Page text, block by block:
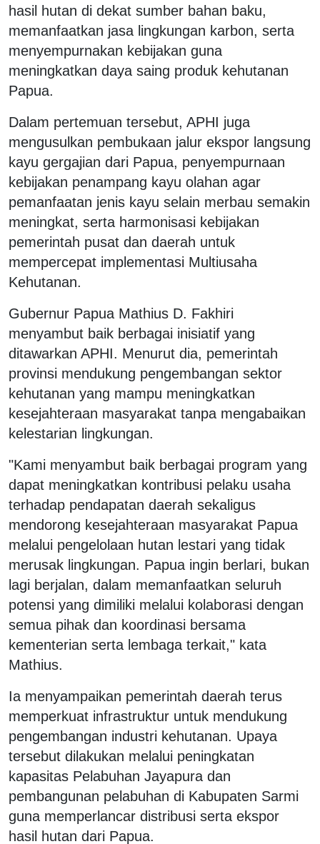
hasil hutan di dekat sumber bahan baku,
memanfaatkan jasa lingkungan karbon, serta
menyempurnakan kebijakan guna
meningkatkan daya saing produk kehutanan
Papua.
Dalam pertemuan tersebut, APHI juga
mengusulkan pembukaan jalur ekspor langsung
kayu gergajian dari Papua, penyempurnaan
kebijakan penampang kayu olahan agar
pemanfaatan jenis kayu selain merbau semakin
meningkat, serta harmonisasi kebijakan
pemerintah pusat dan daerah untuk
mempercepat implementasi Multiusaha
Kehutanan.
Gubernur Papua Mathius D. Fakhiri
menyambut baik berbagai inisiatif yang
ditawarkan APHI. Menurut dia, pemerintah
provinsi mendukung pengembangan sektor
kehutanan yang mampu meningkatkan
kesejahteraan masyarakat tanpa mengabaikan
kelestarian lingkungan.
"Kami menyambut baik berbagai program yang
dapat meningkatkan kontribusi pelaku usaha
terhadap pendapatan daerah sekaligus
mendorong kesejahteraan masyarakat Papua
melalui pengelolaan hutan lestari yang tidak
merusak lingkungan. Papua ingin berlari, bukan
lagi berjalan, dalam memanfaatkan seluruh
potensi yang dimiliki melalui kolaborasi dengan
semua pihak dan koordinasi bersama
kementerian serta lembaga terkait," kata
Mathius.
Ia menyampaikan pemerintah daerah terus
memperkuat infrastruktur untuk mendukung
pengembangan industri kehutanan. Upaya
tersebut dilakukan melalui peningkatan
kapasitas Pelabuhan Jayapura dan
pembangunan pelabuhan di Kabupaten Sarmi
guna memperlancar distribusi serta ekspor
hasil hutan dari Papua.